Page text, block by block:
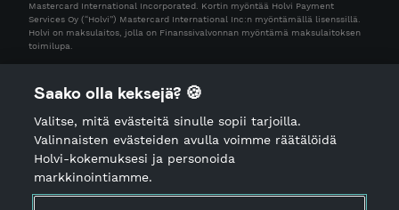
Mastercard International Incorporated. Kortin myöntää Holvi Payment
Services Oy (“Holvi”) Mastercard International Inc:n myöntämällä lisenssillä.
Holvi on maksulaitos, jolla on Finanssivalvonnan myöntämä maksulaitoksen
toimilupa.
Saako olla keksejä? 🍪
Valitse, mitä evästeitä sinulle sopii tarjoilla.
Valinnaisten evästeiden avulla voimme räätälöidä
Holvi-kokemuksesi ja personoida
markkinointiamme.